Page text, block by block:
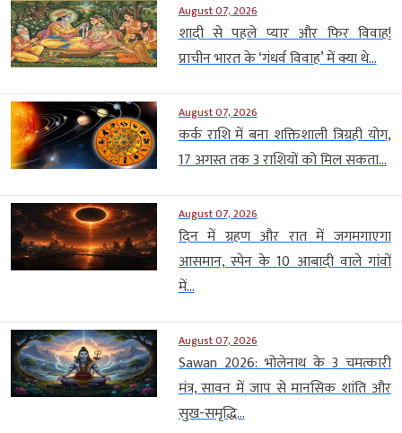
August 07, 2026
शादी से पहले प्यार और फिर विवाह!
प्राचीन भारत के ‘गंधर्व विवाह’ में क्या थे...
August 07, 2026
कर्क राशि में बना शक्तिशाली त्रिग्रही योग,
17 अगस्त तक 3 राशियों को मिल सकता...
August 07, 2026
दिन में ग्रहण और रात में जगमगाएगा
आसमान, स्पेन के 10 आबादी वाले गांवों
में...
August 07, 2026
Sawan 2026: भोलेनाथ के 3 चमत्कारी
मंत्र, सावन में जाप से मानसिक शांति और
सुख-समृद्धि...